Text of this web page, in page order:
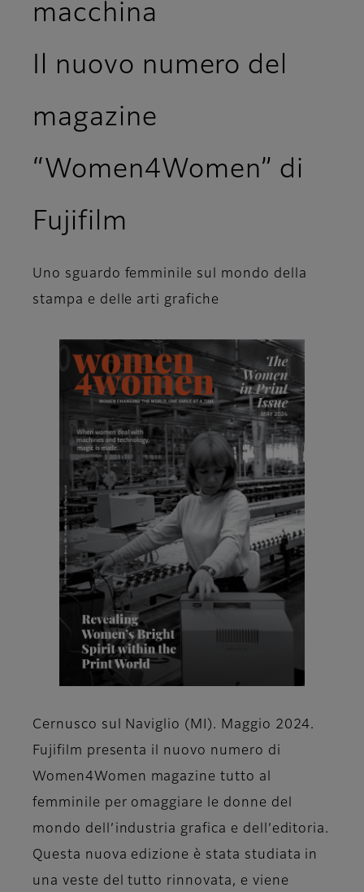
macchina
Il nuovo numero del
magazine
“Women4Women” di
Fujifilm
Uno sguardo femminile sul mondo della
stampa e delle arti grafiche
Cernusco sul Naviglio (MI). Maggio 2024.
Fujifilm presenta il nuovo numero di
Women4Women magazine tutto al
femminile per omaggiare le donne del
mondo dell’industria grafica e dell’editoria.
Questa nuova edizione è stata studiata in
una veste del tutto rinnovata, e viene